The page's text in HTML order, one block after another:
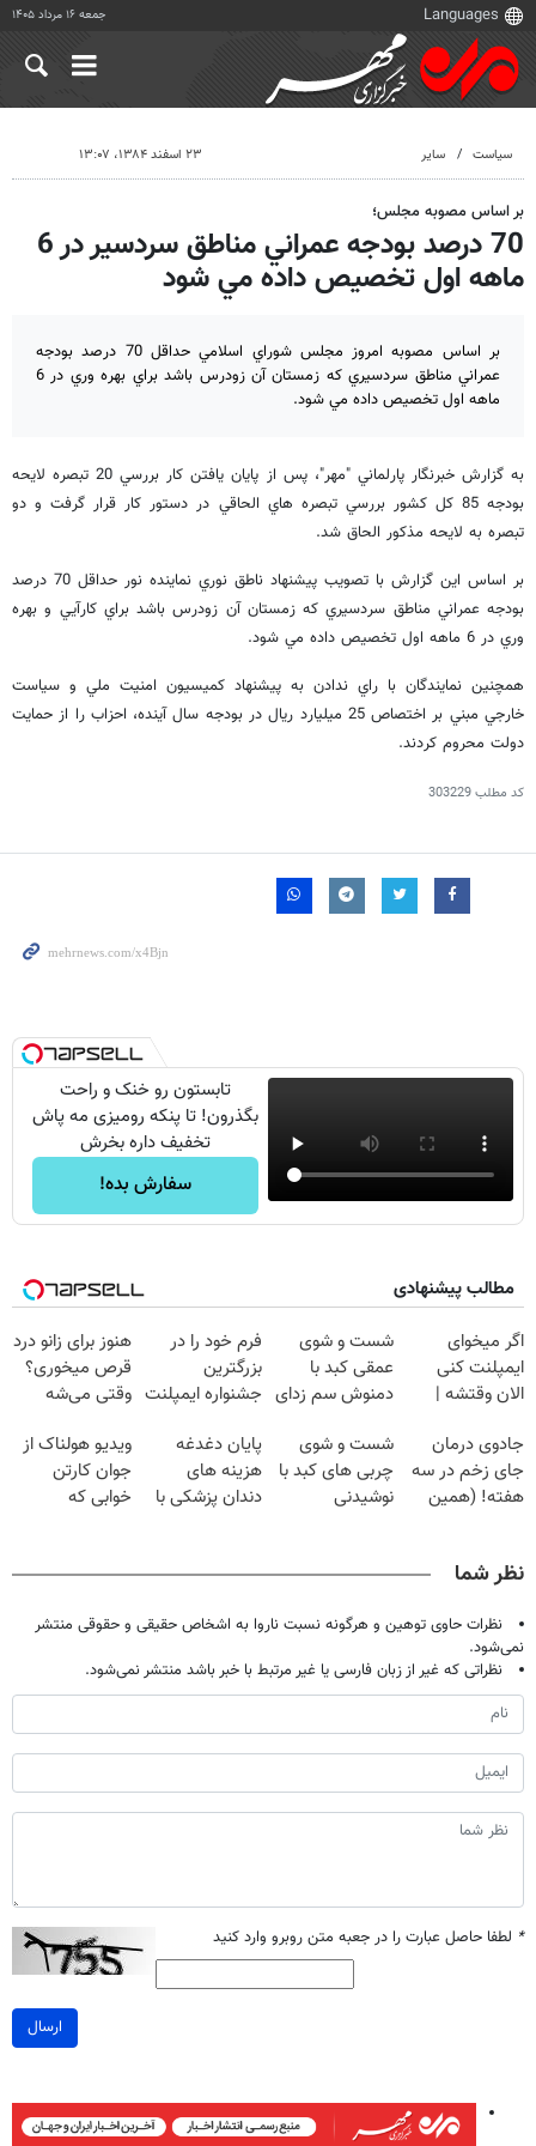
جمعه ۱۶ مرداد ۱۴۰۵
سیاست سایر ۲۳ اسفند ۱۳۸۴، ۱۳:۰۷
بر اساس مصوبه مجلس؛
70 درصد بودجه عمراني مناطق سردسير در 6
ماهه اول تخصيص داده مي شود
بر اساس مصوبه امروز مجلس شوراي اسلامي حداقل 70 درصد بودجه
عمراني مناطق سردسيري كه زمستان آن زودرس باشد براي بهره وري در 6
ماهه اول تخصيص داده مي شود.
به گزارش خبرنگار پارلماني "مهر"، پس از پايان يافتن كار بررسي 20 تبصره لايحه
بودجه 85 كل كشور بررسي تبصره هاي الحاقي در دستور كار قرار گرفت و دو
تبصره به لايحه مذكور الحاق شد.
بر اساس اين گزارش با تصويب پيشنهاد ناطق نوري نماينده نور حداقل 70 درصد
بودجه عمراني مناطق سردسيري كه زمستان آن زودرس باشد براي كارآيي و بهره
وري در 6 ماهه اول تخصيص داده مي شود.
همچنين نمايندگان با راي ندادن به پيشنهاد كميسيون امنيت ملي و سياست
خارجي مبني بر اختصاص 25 ميليارد ريال در بودجه سال آينده، احزاب را از حمايت
دولت محروم كردند.
کد مطلب303229
تابستون رو خنک و راحت
بگذرون! تا پنکه رومیزی مه پاش
تخفیف داره بخرش
سفارش بده!
مطالب پیشنهادی
اگر میخوای
ایمپلنت کنی
الان وقتشه |
میلیون تومان!!!
شست و شوی
عمقی کبد با
دمنوش سم زدای
فرم خود را در
بزرگترین
جشنواره ایمپلنت
فقط ۲۵ میلیون
هنوز برای زانو درد
قرص میخوری؟
وقتی می‌شه
درمانش کرد؟؟؟؟
جادوی درمان
جای زخم در سه
هفته! (همین
شست و شوی
چربی های کبد با
نوشیدنی
پایان دغدغه
هزینه های
دندان پزشکی با
ویدیو هولناک از
جوان کارتن
خوابی که
نظر شما
نظرات حاوی توهین و هرگونه نسبت ناروا به اشخاص حقیقی و حقوقی منتشر
نمی‌شود.
نظراتی که غیر از زبان فارسی یا غیر مرتبط با خبر باشد منتشر نمی‌شود.
* لطفا حاصل عبارت را در جعبه متن روبرو وارد کنید
ارسال